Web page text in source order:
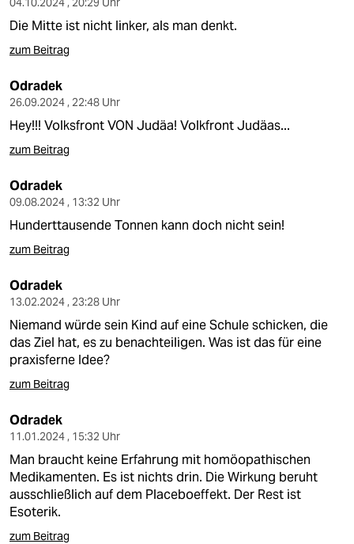
Die Mitte ist nicht linker, als man denkt.
zum Beitrag
Odradek
26.09.2024 , 22:48 Uhr
Hey!!! Volksfront VON Judäa! Volkfront Judäas...
zum Beitrag
Odradek
09.08.2024 , 13:32 Uhr
Hunderttausende Tonnen kann doch nicht sein!
zum Beitrag
Odradek
13.02.2024 , 23:28 Uhr
Niemand würde sein Kind auf eine Schule schicken, die
das Ziel hat, es zu benachteiligen. Was ist das für eine
praxisferne Idee?
zum Beitrag
Odradek
11.01.2024 , 15:32 Uhr
Man braucht keine Erfahrung mit homöopathischen
Medikamenten. Es ist nichts drin. Die Wirkung beruht
ausschließlich auf dem Placeboeffekt. Der Rest ist
Esoterik.
zum Beitrag